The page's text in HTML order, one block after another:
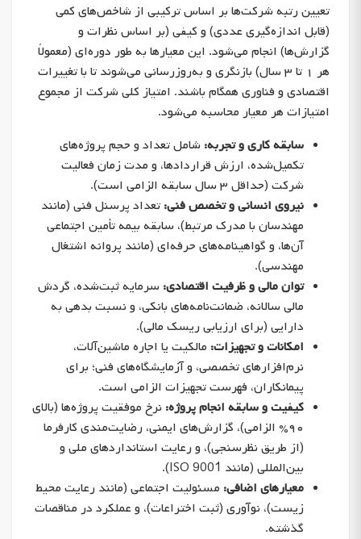
تعیین رتبه شرکت‌ها بر اساس ترکیبی از شاخص‌های کمی
(قابل اندازه‌گیری عددی) و کیفی (بر اساس نظرات و
گزارش‌ها) انجام می‌شود. این معیارها به طور دوره‌ای (معمولاً
هر ۱ تا ۳ سال) بازنگری و به‌روزرسانی می‌شوند تا با تغییرات
اقتصادی و فناوری همگام باشند. امتیاز کلی شرکت از مجموع
امتیازات هر معیار محاسبه می‌شود.
سابقه کاری و تجربه: شامل تعداد و حجم پروژه‌های
تکمیل‌شده، ارزش قراردادها، و مدت زمان فعالیت
شرکت (حداقل ۳ سال سابقه الزامی است).
نیروی انسانی و تخصص فنی: تعداد پرسنل فنی (مانند
مهندسان با مدرک مرتبط)، سابقه بیمه تأمین اجتماعی
آن‌ها، و گواهینامه‌های حرفه‌ای (مانند پروانه اشتغال
مهندسی).
توان مالی و ظرفیت اقتصادی: سرمایه ثبت‌شده، گردش
مالی سالانه، ضمانت‌نامه‌های بانکی، و نسبت بدهی به
دارایی (برای ارزیابی ریسک مالی).
امکانات و تجهیزات: مالکیت یا اجاره ماشین‌آلات،
نرم‌افزارهای تخصصی، و آزمایشگاه‌های فنی؛ برای
پیمانکاران، فهرست تجهیزات الزامی است.
کیفیت و سابقه انجام پروژه: نرخ موفقیت پروژه‌ها (بالای
۹۰% الزامی)، گزارش‌های ایمنی، رضایت‌مندی کارفرما
(از طریق نظرسنجی)، و رعایت استانداردهای ملی و
بین‌المللی (مانند ISO 9001).
معیارهای اضافی: مسئولیت اجتماعی (مانند رعایت محیط
زیست)، نوآوری (ثبت اختراعات)، و عملکرد در مناقصات
گذشته.